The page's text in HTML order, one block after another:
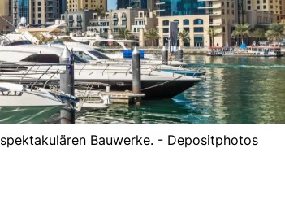
Bauwerke. - Depositphotos